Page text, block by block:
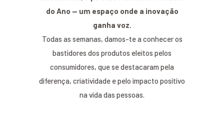
do Ano — um espaço onde a inovação
ganha voz.
Todas as semanas, damos-te a conhecer os
bastidores dos produtos eleitos pelos
consumidores, que se destacaram pela
diferença, criatividade e pelo impacto positivo
na vida das pessoas.